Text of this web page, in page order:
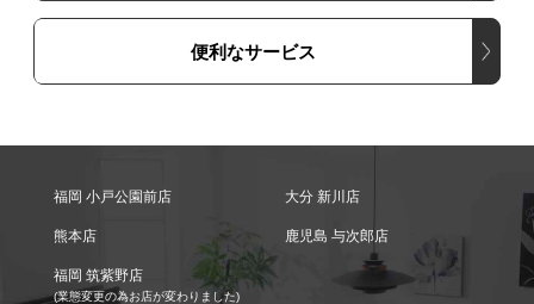
便利なサービス
福岡 小戸公園前店 大分 新川店
熊本店 鹿児島 与次郎店
福岡 筑紫野店
(業態変更の為お店が変わりました)